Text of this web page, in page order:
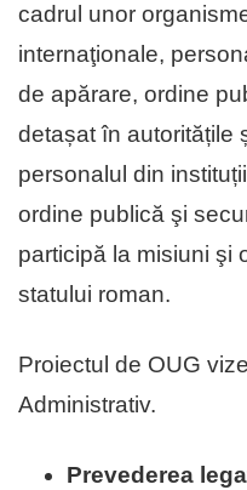
cadrul unor
internaţionale,
de apărare, ordine
detașat în autoritățile
personalul din
ordine publică şi
participă la misiuni şi
statului roman.
Proiectul de OUG
Administrativ.
Prevederea